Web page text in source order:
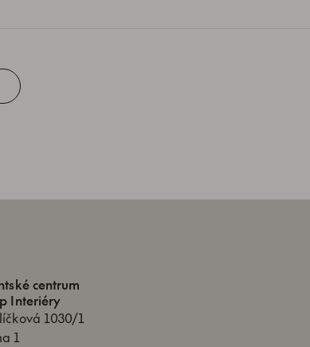
centrum
Interiéry
1030/1
1